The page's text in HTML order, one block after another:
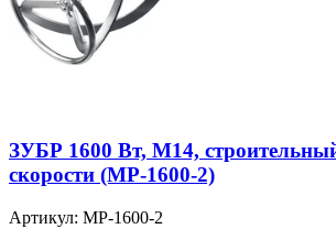
ЗУБР 1600 Вт, М14,
скорости (МР-1600-2)
Артикул: МР-1600-2